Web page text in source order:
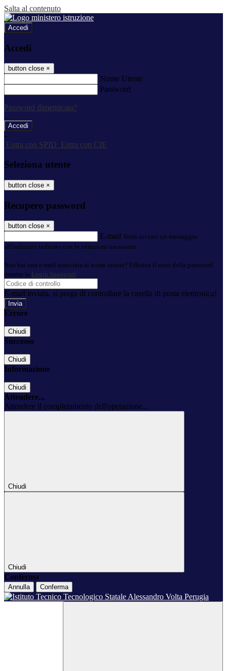
Salta al contenuto
Accedi
Accedi
button close ×
Nome Utente
Password
Password dimenticata?
-
Entra con SPID
Entra con CIE
Seleziona utente
button close ×
Recupero password
button close ×
E-mail Verrà inviato un messaggio
all'indirizzo indicato con le istruzioni necessarie.
Non hai una e-mail associata al nome utente? Effettua il reset della password
tramite la Login Spaggiari
E-mail inviata, si prega di controllare la casella di posta elettronica!
Errore
Chiudi
Successo
Chiudi
Informazione
Chiudi
Attendere...
Attendere il completamento dell'operazione...
Chiudi
Chiudi
Conferma
Annulla Conferma